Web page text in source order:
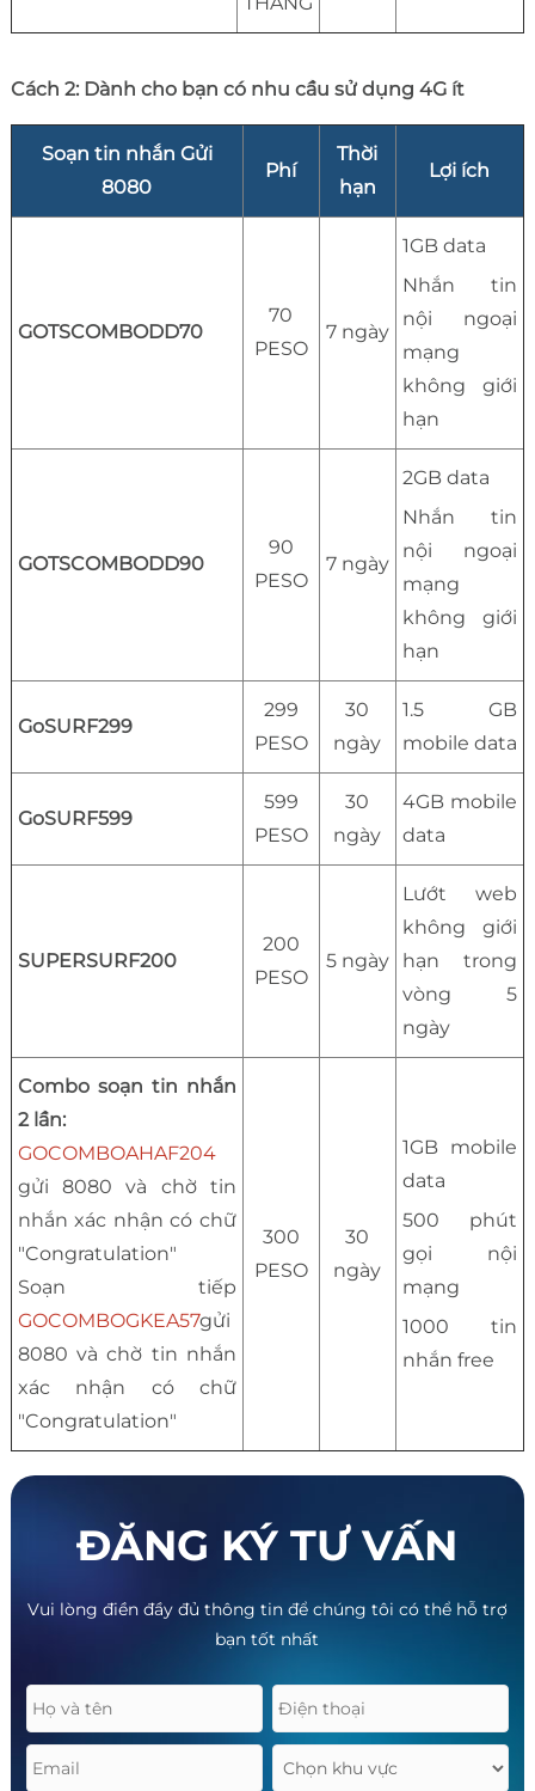
Cách 2: Dành cho bạn có nhu cầu sử dụng 4G ít
Soạn tin nhắn Gửi
8080
Phí
Thời
hạn
Lợi ích
GOTSCOMBODD70
70
PESO
7 ngày
1GB data
Nhắn tin
nội ngoại
mạng
không giới
hạn
GOTSCOMBODD90
90
PESO
7 ngày
2GB data
Nhắn tin
nội ngoại
mạng
không giới
hạn
GoSURF299
299
PESO
30
ngày
1.5 GB
mobile data
GoSURF599
599
PESO
30
ngày
4GB mobile
data
SUPERSURF200
200
PESO
5 ngày
Lướt web
không giới
hạn trong
vòng 5
ngày
Combo soạn tin nhắn
2 lần:
GOCOMBOAHAF204
gửi 8080 và chờ tin
nhắn xác nhận có chữ
"Congratulation"
Soạn tiếp
GOCOMBOGKEA57gửi
8080 và chờ tin nhắn
xác nhận có chữ
"Congratulation"
300
PESO
30
ngày
1GB mobile
data
500 phút
gọi nội
mạng
1000 tin
nhắn free
ĐĂNG KÝ TƯ VẤN
Vui lòng điền đầy đủ thông tin để chúng tôi có thể hỗ trợ
bạn tốt nhất